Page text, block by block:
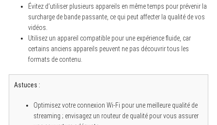
Évitez d’utiliser plusieurs appareils en même temps pour prévenir la
surcharge de bande passante, ce qui peut affecter la qualité de vos
vidéos.
Utilisez un appareil compatible pour une expérience fluide, car
certains anciens appareils peuvent ne pas découvrir tous les
formats de contenu.
Astuces :
Optimisez votre connexion Wi-Fi pour une meilleure qualité de
streaming ; envisagez un routeur de qualité pour vous assurer